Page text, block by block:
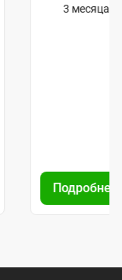
3 месяца
Подробней